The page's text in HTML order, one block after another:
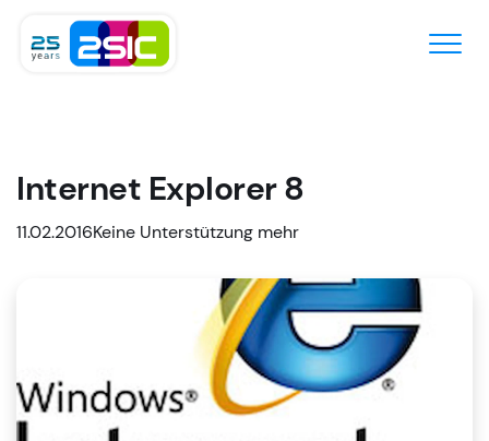
Internet Explorer 8
11.02.2016​Keine Unterstützung mehr